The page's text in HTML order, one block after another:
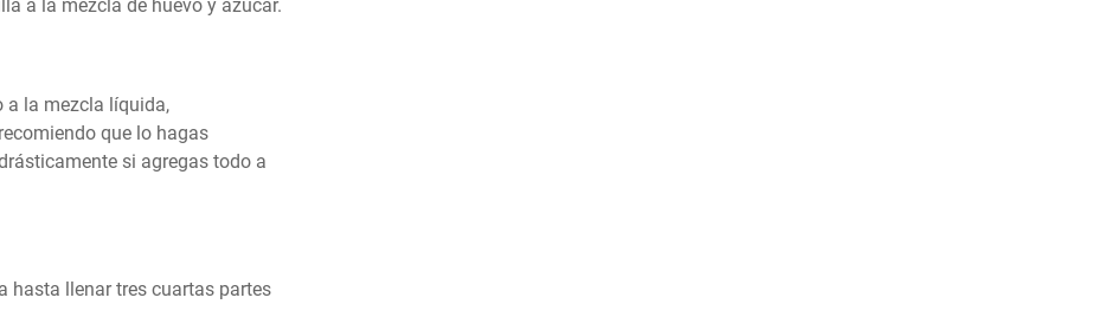
a la mezcla de huevo y azúcar.
a la mezcla líquida,
que lo hagas
si agregas todo a
hasta llenar tres cuartas partes